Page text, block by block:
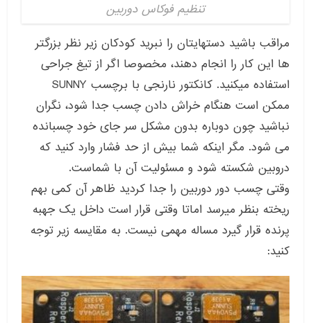
تنظیم فوکاس دوربین
مراقب باشید دستهایتان را نبرید کودکان زیر نظر بزرگتر
ها این کار را انجام دهند، مخصوصا اگر از تیغ جراحی
استفاده میکنید. کانکتور نارنجی با برچسب SUNNY
ممکن است هنگام خراش دادن چسب جدا شود، نگران
نباشید چون دوباره بدون مشکل سر جای خود چسبانده
می شود. مگر اینکه شما بیش از حد فشار وارد کنید که
دروبین شکسته شود و مسئولیت آن با شماست.
وقتی چسب دور دوربین را جدا کردید ظاهر آن کمی بهم
ریخته بنظر میرسد اماتا وقتی قرار است داخل یک جهبه
پرنده قرار گیرد مساله مهمی نیست. به مقایسه زیر توجه
کنید: